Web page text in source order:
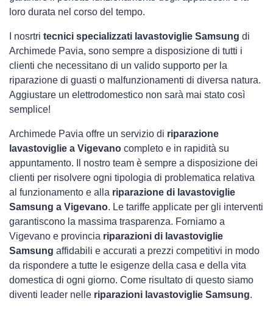
loro durata nel corso del tempo.
I nosrtri tecnici specializzati lavastoviglie Samsung di
Archimede Pavia, sono sempre a disposizione di tutti i
clienti che necessitano di un valido supporto per la
riparazione di guasti o malfunzionamenti di diversa natura.
Aggiustare un elettrodomestico non sarà mai stato così
semplice!
Archimede Pavia offre un servizio di riparazione
lavastoviglie a Vigevano completo e in rapidità su
appuntamento. Il nostro team è sempre a disposizione dei
clienti per risolvere ogni tipologia di problematica relativa
al funzionamento e alla riparazione di lavastoviglie
Samsung a Vigevano. Le tariffe applicate per gli interventi
garantiscono la massima trasparenza. Forniamo a
Vigevano e provincia riparazioni di lavastoviglie
Samsung affidabili e accurati a prezzi competitivi in modo
da rispondere a tutte le esigenze della casa e della vita
domestica di ogni giorno. Come risultato di questo siamo
diventi leader nelle riparazioni lavastoviglie Samsung.